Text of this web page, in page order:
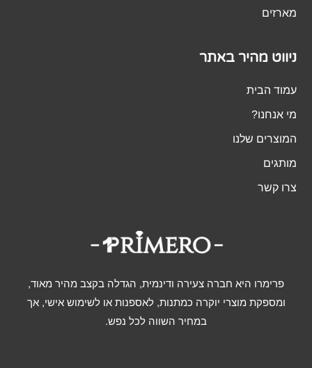
מארזים
ניווט מהיר באתר
עמוד הבית
מי אנחנו?
המוצרים שלנו
מותגים
צרו קשר
פרימרו היא חברה צעירה ודינמית, הגדלה בקצב מהיר מאוד,
ומספקת מוצרי יוקרה כמתנות, לאספנות או לשימוש אישי, אך
במחיר השווה לכל נפש.